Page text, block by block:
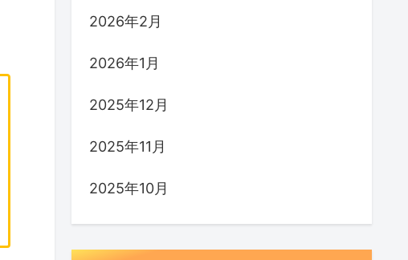
2026年2月
2026年1月
2025年12月
2025年11月
2025年10月